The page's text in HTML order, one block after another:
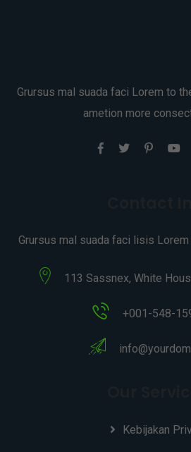
Grursus mal suada faci Lorem to
ametion more
Grursus mal suada faci lisis
113 Sassnex, White
+001-548-
Kebijakan